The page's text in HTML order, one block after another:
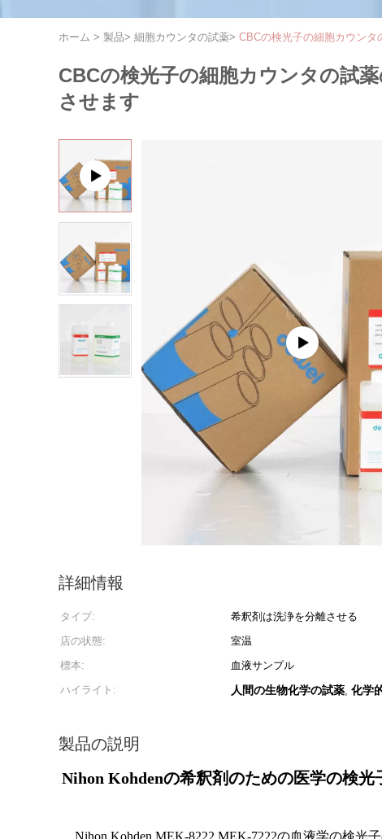
ホーム > 製品> 細胞カウンタの試薬> CBCの検光子の細胞カウンタ
CBCの検光子の細胞カウンタの試
させます
詳細情報
タイプ: 希釈剤は洗浄を分離させる
店の状態:
室温
標本:
血液サンプル
ハイライト:
人間の生物化学の試薬, 化学
製品の説明
Nihon Kohdenの希釈剤のための医学の検